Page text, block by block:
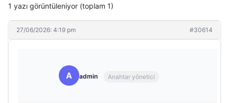
1 yazı görüntüleniyor (toplam 1)
27/06/2026: 4:19 pm #30614
A admin Anahtar yönetici